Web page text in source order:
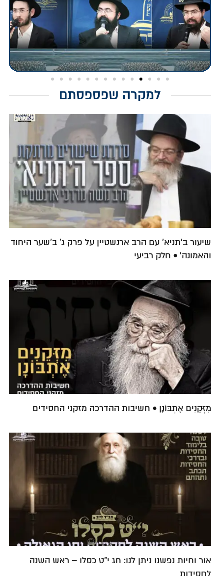
למקרה שפספסתם
שיעור ב'תניא' עם הרב ארנשטיין על פרק ג' ב'שער היחוד
והאמונה' • חלק רביעי
מִזְּקֵנִים אֶתְבּוֹנָן • חשיבות ההדרכה מזקני החסידים
אור וחיות נפשנו ניתן לנו: חג י”ט כסלו – ראש השנה